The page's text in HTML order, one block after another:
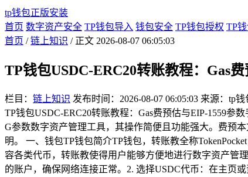
tp钱包正版安装
首页 数字资产安全 TP钱包导入 钱包安全 TP钱包授权 TP
首页 /链上知识 / 正文 2026-08-07 06:05:03
TP钱包USDC-ERC20转账教程：Gas
栏目： 链上知识 发布时间：2026-08-07 06:05:03 来源：tp钱
TP钱包USDC-ERC20转账教程：Gas费预估与EIP-1559
G参数数字资产管理工具，其操作简便且功能强大。费预
明。 一、钱包TP钱包简介TP钱包，转账教全称
容各类代币，转账教使得用户能够方便地进行数字资产管
的账户，确保网络连接正常。2. 选择USDC代币：在主页